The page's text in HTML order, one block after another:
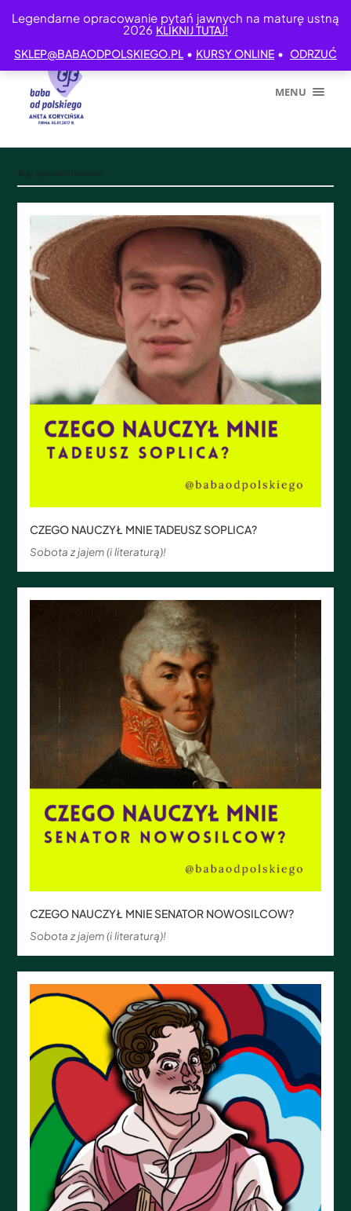
Legendarne opracowanie pytań jawnych na maturę ustną
2026 KLIKNIJ TUTAJ!
SKLEP@BABAODPOLSKIEGO.PL • KURSY ONLINE • ODRZUĆ
MENU
CZEGO NAUCZYŁ MNIE TADEUSZ SOPLICA?
Sobota z jajem (i literaturą)!
CZEGO NAUCZYŁ MNIE SENATOR NOWOSILCOW?
Sobota z jajem (i literaturą)!